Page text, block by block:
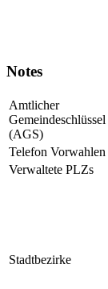
Notes
Amtlicher
Gemeindeschlüssel
(AGS)
Telefon Vorwahlen
Verwaltete PLZs
Stadtbezirke